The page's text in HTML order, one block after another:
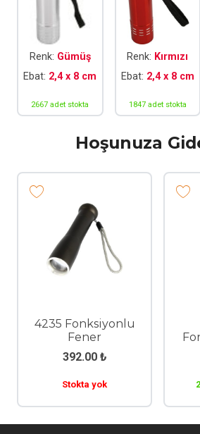
Renk: Gümüş
Ebat: 2,4 x 8 cm
2667 adet stokta
Renk: Kırmızı
Ebat: 2,4 x 8 cm
1847 adet stokta
Hoşunuza
4235 Fonksiyonlu
Fener
392.00 ₺
Stokta yok